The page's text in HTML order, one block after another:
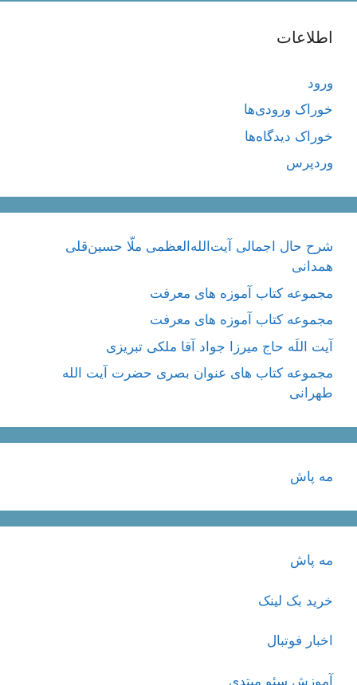
اطلاعات
ورود
خوراک ورودی‌ها
خوراک دیدگاه‌ها
وردپرس
شرح حال اجمالی آیت‌الله‌العظمی ملّا حسین‌قلی
همدانی
مجموعه کتاب آموزه های معرفت
مجموعه کتاب آموزه های معرفت
آیت اللَه حاج میرزا جواد آقا ملکی تبریزی
مجموعه کتاب های عنوان بصری حضرت آیت الله
طهرانی
مه پاش
مه پاش
خرید بک لینک
اخبار فوتبال
آموزش سئو مبتدی